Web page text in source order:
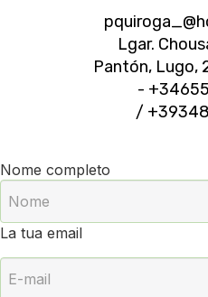
Lgar.
Pantón, Lugo,
-
/
Nome completo
La tua email